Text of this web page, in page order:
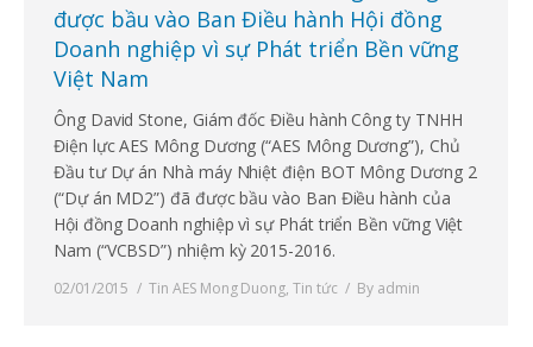
được bầu vào Ban Điều hành Hội đồng
Doanh nghiệp vì sự Phát triển Bền vững
Việt Nam
Ông David Stone, Giám đốc Điều hành Công ty TNHH
Điện lực AES Mông Dương (“AES Mông Dương”), Chủ
Đầu tư Dự án Nhà máy Nhiệt điện BOT Mông Dương 2
(“Dự án MD2”) đã được bầu vào Ban Điều hành của
Hội đồng Doanh nghiệp vì sự Phát triển Bền vững Việt
Nam (“VCBSD”) nhiệm kỳ 2015-2016.
02/01/2015 Tin AES Mong Duong, Tin tức By admin